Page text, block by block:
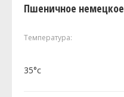
Пшеничное немецкое
Температура:
35°c